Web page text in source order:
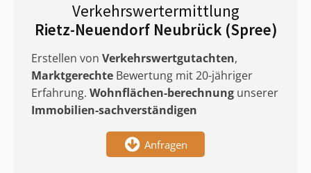
Verkehrswertermittlung
Rietz-Neuendorf Neubrück (Spree)
Erstellen von Verkehrswertgutachten,
Marktgerechte Bewertung mit 20-jähriger
Erfahrung. Wohnflächen-berechnung unserer
Immobilien-sachverständigen
Anfragen